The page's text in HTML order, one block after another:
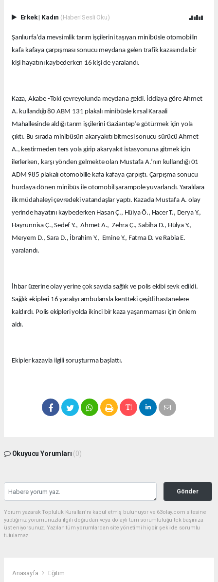
Erkek| Kadın (Haberi Sesli Oku)
Şanlıurfa’da mevsimlik tarım işçilerini taşıyan minibüsle otomobilin
kafa kafaya çarpışması sonucu meydana gelen trafik kazasında bir
kişi hayatını kaybederken 16 kişi de yaralandı.
Kaza, Akabe -Toki çevreyolunda meydana geldi. İddiaya göre Ahmet
A. kullandığı 80 ABM 131 plakalı minibüsle kırsal Karaali
Mahallesinde aldığı tarım işçilerini Gaziantep’e götürmek için yola
çıktı. Bu sırada minibüsün akaryakıtı bitmesi sonucu sürücü Ahmet
A., kestirmeden ters yola girip akaryakıt istasyonuna gitmek için
ilerlerken, karşı yönden gelmekte olan Mustafa A.’nın kullandığı 01
ADM 985 plakalı otomobille kafa kafaya çarpıştı. Çarpışma sonucu
hurdaya dönen minibüs ile otomobil şarampole yuvarlandı. Yaralılara
ilk müdahaleyi çevredeki vatandaşlar yaptı. Kazada Mustafa A. olay
yerinde hayatını kaybederken Hasan Ç., Hülya Ö., Hacer T., Derya Y.,
Hayrunnisa Ç., Sedef Y., Ahmet A., Zehra Ç., Sabiha D., Hülya Y.,
Meryem D., Sara D., İbrahim Y., Emine Y., Fatma D. ve Rabia E.
yaralandı.
İhbar üzerine olay yerine çok sayıda sağlık ve polis ekibi sevk edildi.
Sağlık ekipleri 16 yaralıyı ambulansla kentteki çeşitli hastanelere
kaldırdı. Polis ekipleri yolda ikinci bir kaza yaşanmaması için önlem
aldı.
Ekipler kazayla ilgili soruşturma başlattı.
Okuyucu Yorumları (0)
Gönder
Yorum yazarak Topluluk Kuralları’nı kabul etmiş bulunuyor ve 63olay.com sitesine
yaptığınız yorumunuzla ilgili doğrudan veya dolaylı tüm sorumluluğu tek başınıza
üstleniyorsunuz. Yazılan tüm yorumlardan site yönetimi hiçbir şekilde sorumlu
tutulamaz.
Anasayfa Eğitim